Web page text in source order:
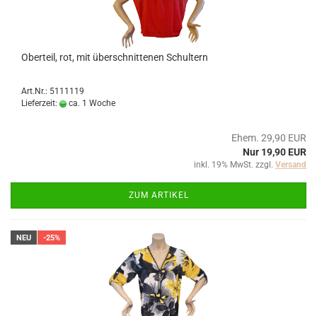
Oberteil, rot, mit überschnittenen Schultern
Art.Nr.: 5111119
Lieferzeit:
ca. 1 Woche
Ehem. 29,90 EUR
Nur 19,90 EUR
inkl. 19% MwSt. zzgl. Versand
ZUM ARTIKEL
NEU -25%